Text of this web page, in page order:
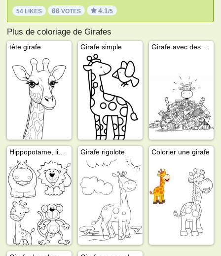
54 LIKES 66 VOTES 4.1/5
Plus de coloriage de Girafes
tête girafe Girafe simple
Girafe rigolote Colorier une girafe